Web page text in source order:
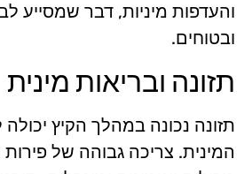
והעדפות מיניות, דבר שמסייע
ובטוחים.
תזונה ובריאות מינית
תזונה נכונה במהלך הקיץ
המינית. צריכה גבוהה של